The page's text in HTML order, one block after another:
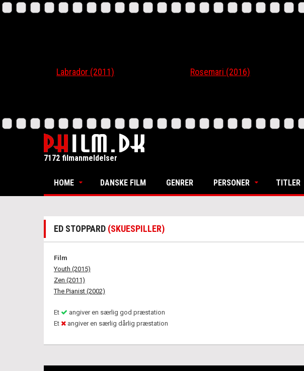
Labrador (2011) Rosemari (2016)
7172 filmanmeldelser
HOME DANSKE FILM GENRER PERSONER TITLER
ED STOPPARD (SKUESPILLER)
Film
Youth (2015)
Zen (2011)
The Pianist (2002)
Et
angiver en særlig god præstation
Et
angiver en særlig dårlig præstation